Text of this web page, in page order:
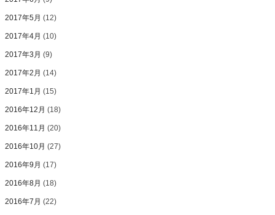
2017年5月 (12)
2017年4月 (10)
2017年3月 (9)
2017年2月 (14)
2017年1月 (15)
2016年12月 (18)
2016年11月 (20)
2016年10月 (27)
2016年9月 (17)
2016年8月 (18)
2016年7月 (22)